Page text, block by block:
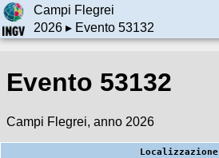
Campi Flegrei
2026▸ Evento 53132
Evento 53132
Campi Flegrei, anno 2026
Localizzazione